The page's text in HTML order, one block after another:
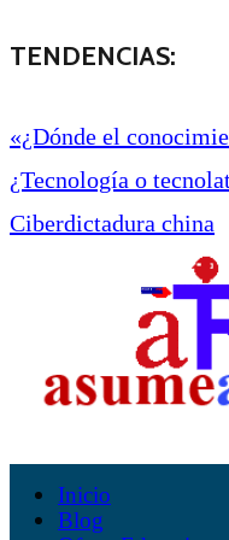
TENDENCIAS:
«¿Dónde el
¿Tecnología o
Ciberdictadura china
Inicio
Blog